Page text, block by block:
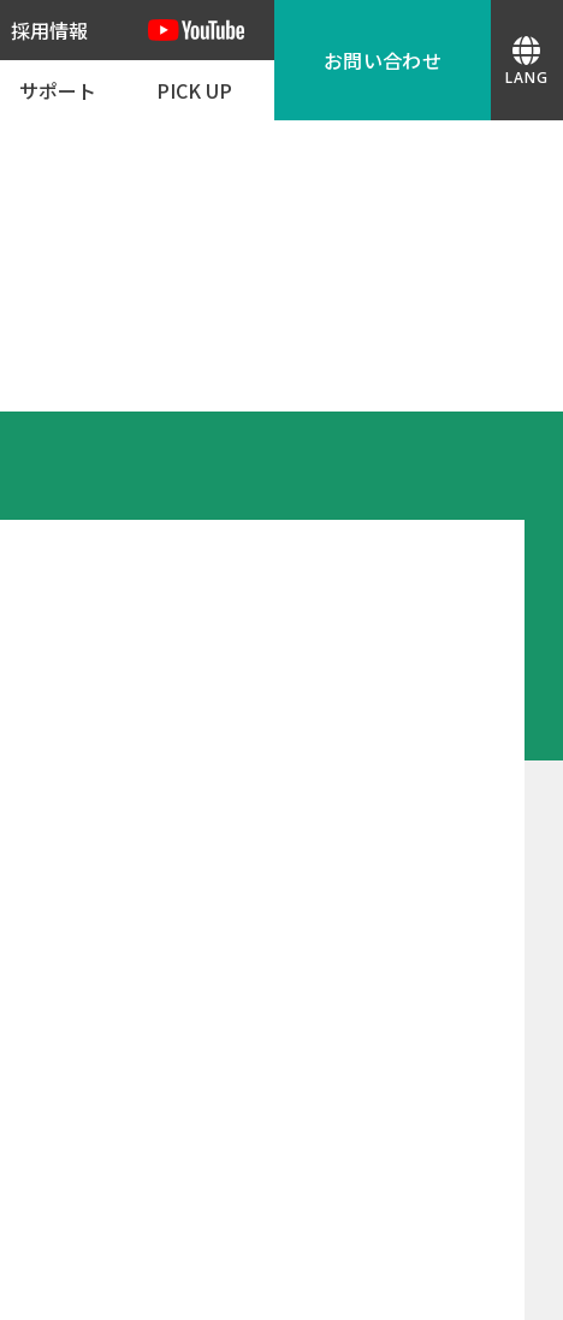
サポート PICK UP
採用情報
お問い合わせ
デモ機貸出し
LANG